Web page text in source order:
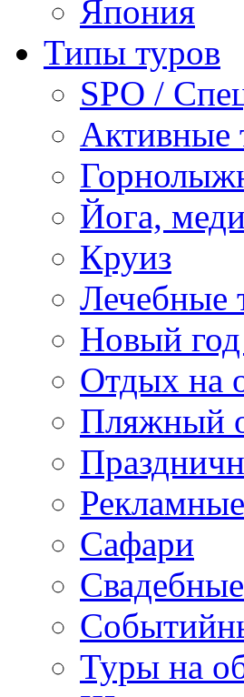
Япония
Типы туров
SPO /
Активные
Йога,
Круиз
Лечебные
Новый
Отдых на
Пляжный
Сафари
Туры на